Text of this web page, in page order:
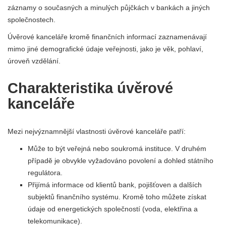
záznamy o současných a minulých půjčkách v bankách a jiných
společnostech.
Úvěrové kanceláře kromě finančních informací zaznamenávají
mimo jiné demografické údaje veřejnosti, jako je věk, pohlaví,
úroveň vzdělání.
Charakteristika úvěrové
kanceláře
Mezi nejvýznamnější vlastnosti úvěrové kanceláře patří:
Může to být veřejná nebo soukromá instituce. V druhém
případě je obvykle vyžadováno povolení a dohled státního
regulátora.
Přijímá informace od klientů bank, pojišťoven a dalších
subjektů finančního systému. Kromě toho můžete získat
údaje od energetických společností (voda, elektřina a
telekomunikace).